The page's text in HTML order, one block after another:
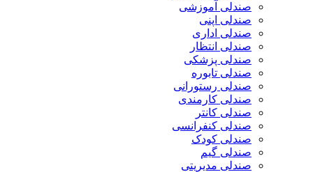
صندلی آموزشی
صندلی اپنی
صندلی اداری
صندلی انتظار
صندلی پزشکی
صندلی تابوره
صندلی رستورانی
صندلی کارمندی
صندلی کانتر
صندلی کنفرانسی
صندلی کودک
صندلی گیم
صندلی مدیریتی